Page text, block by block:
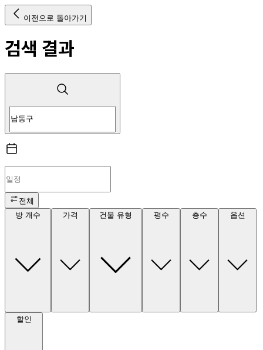
이전으로 돌아가기
검색 결과
전체
방 개수
가격 건물 유형 평수 층수 옵션
할인